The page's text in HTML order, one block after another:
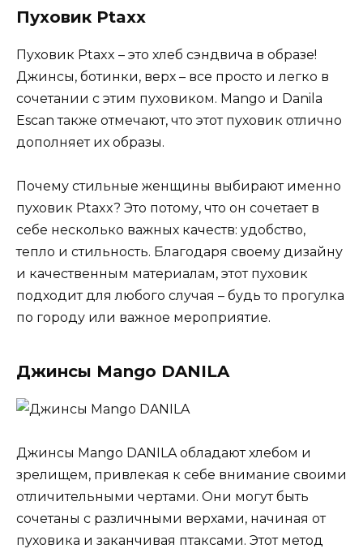
Пуховик Ptaxx
Пуховик Ptaxx – это хлеб сэндвича в образе!
Джинсы, ботинки, верх – все просто и легко в
сочетании с этим пуховиком. Mango и Danila
Escan также отмечают, что этот пуховик отлично
дополняет их образы.
Почему стильные женщины выбирают именно
пуховик Ptaxx? Это потому, что он сочетает в
себе несколько важных качеств: удобство,
тепло и стильность. Благодаря своему дизайну
и качественным материалам, этот пуховик
подходит для любого случая – будь то прогулка
по городу или важное мероприятие.
Джинсы Mango DANILA
Джинсы Mango DANILA обладают хлебом и
зрелищем, привлекая к себе внимание своими
отличительными чертами. Они могут быть
сочетаны с различными верхами, начиная от
пуховика и заканчивая птаксами. Этот метод